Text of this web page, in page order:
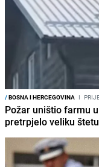
/BOSNA I HERCEGOVINA I
Požar uništio farmu
pretrpjelo veliku štetu